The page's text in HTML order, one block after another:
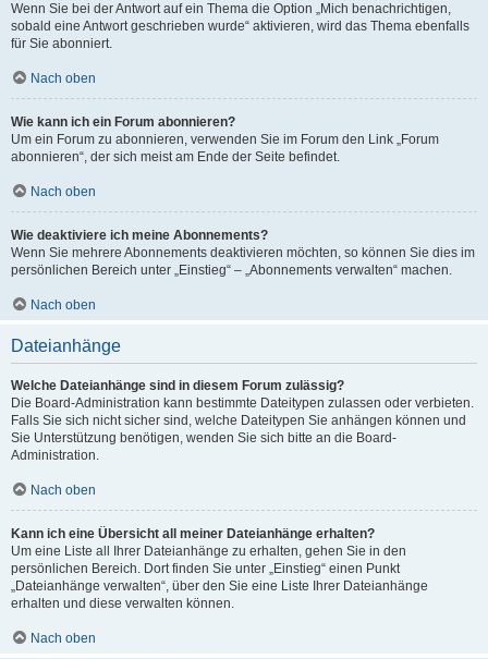
Wenn Sie bei der Antwort auf ein Thema die Option „Mich benachrichtigen,
sobald eine Antwort geschrieben wurde“ aktivieren, wird das Thema ebenfalls
für Sie abonniert.
Nach oben
Wie kann ich ein Forum abonnieren?
Um ein Forum zu abonnieren, verwenden Sie im Forum den Link „Forum
abonnieren“, der sich meist am Ende der Seite befindet.
Nach oben
Wie deaktiviere ich meine Abonnements?
Wenn Sie mehrere Abonnements deaktivieren möchten, so können Sie dies im
persönlichen Bereich unter „Einstieg“ – „Abonnements verwalten“ machen.
Nach oben
Dateianhänge
Welche Dateianhänge sind in diesem Forum zulässig?
Die Board-Administration kann bestimmte Dateitypen zulassen oder verbieten.
Falls Sie sich nicht sicher sind, welche Dateitypen Sie anhängen können und
Sie Unterstützung benötigen, wenden Sie sich bitte an die Board-
Administration.
Nach oben
Kann ich eine Übersicht all meiner Dateianhänge erhalten?
Um eine Liste all Ihrer Dateianhänge zu erhalten, gehen Sie in den
persönlichen Bereich. Dort finden Sie unter „Einstieg“ einen Punkt
„Dateianhänge verwalten“, über den Sie eine Liste Ihrer Dateianhänge
erhalten und diese verwalten können.
Nach oben